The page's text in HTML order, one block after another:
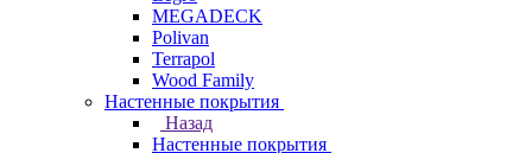
MEGADECK
Polivan
Terrapol
Wood Family
Настенные покрытия
Назад
Настенные покрытия